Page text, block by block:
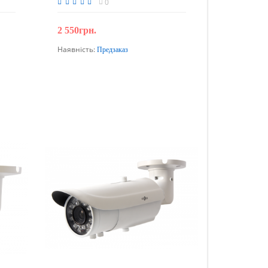
0
2 550грн.
Передзамовлення
Наявність: Предзаказ